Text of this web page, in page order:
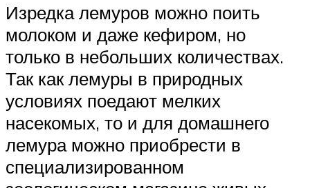
Изредка лемуров можно поить
молоком и даже кефиром, но
только в небольших количествах.
Так как лемуры в природных
условиях поедают мелких
насекомых, то и для домашнего
лемура можно приобрести в
специализированном